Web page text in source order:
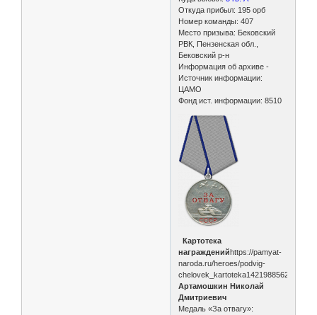
Откуда прибыл: 195 орб
Номер команды: 407
Место призыва: Бековский
РВК, Пензенская обл.,
Бековский р-н
Информация об архиве -
Источник информации:
ЦАМО
Фонд ист. информации: 8510
Картотека
награжденийhttps://pamyat-
naroda.ru/heroes/podvig-
chelovek_kartoteka1421988562/
Артамошкин Николай
Дмитриевич
Медаль «За отвагу»: